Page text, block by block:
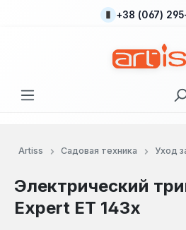
Перейти к основному+38 (067)
Artiss Садовая техника Уход
Электрический
Expert ET 143x